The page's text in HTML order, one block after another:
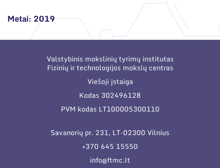
Metai: 2019
Valstybinis mokslinių tyrimų institutas
Fizinių ir technologijos mokslų centras
Viešoji įstaiga
Kodas 302496128
PVM kodas LT100005300110
Savanorių pr. 231, LT-02300 Vilnius
+370 645 15550
info@ftmc.lt